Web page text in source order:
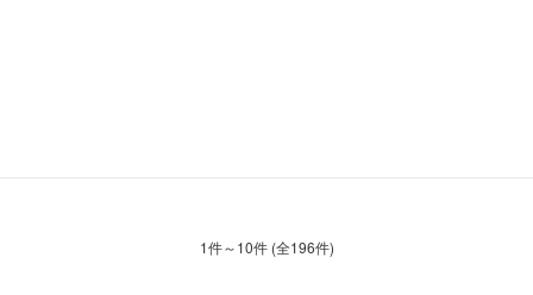
1件～10件 (全196件)